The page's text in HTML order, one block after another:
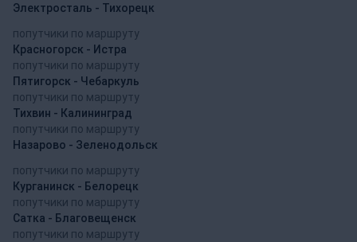
Электросталь - Тихорецк
попутчики по маршруту
Красногорск - Истра
попутчики по маршруту
Пятигорск - Чебаркуль
попутчики по маршруту
Тихвин - Калининград
попутчики по маршруту
Назарово - Зеленодольск
попутчики по маршруту
Курганинск - Белорецк
попутчики по маршруту
Сатка - Благовещенск
попутчики по маршруту